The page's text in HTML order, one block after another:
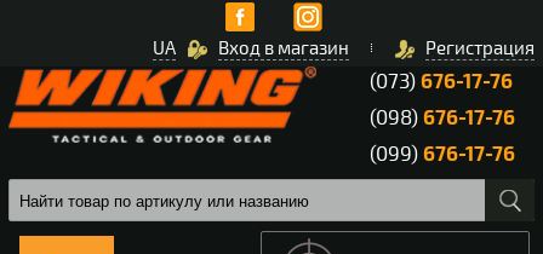
Вход в магазин Регистрация
UA
(073)676-17-76
(098)676-17-76
(099)676-17-76